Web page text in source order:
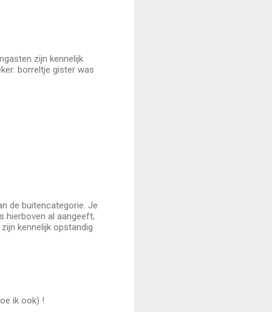
zijn kennelijk
borreltje gister was
de buitencategorie. Je
hierboven al aangeeft;
kennelijk opstandig
ik ook) !